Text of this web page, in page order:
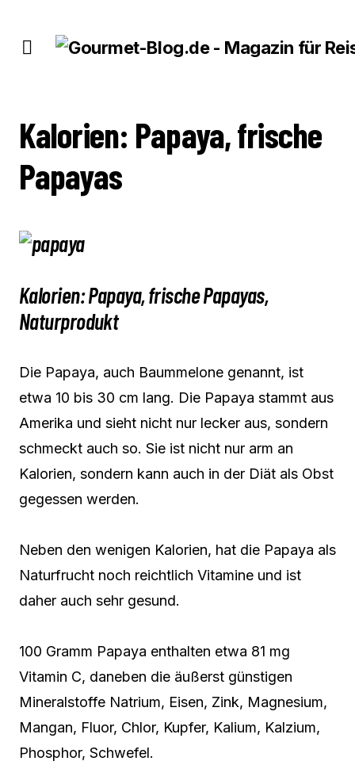
Kalorien: Papaya, frische
Papayas
Kalorien: Papaya, frische Papayas,
Naturprodukt
Die Papaya, auch Baummelone genannt, ist
etwa 10 bis 30 cm lang. Die Papaya stammt aus
Amerika und sieht nicht nur lecker aus, sondern
schmeckt auch so. Sie ist nicht nur arm an
Kalorien, sondern kann auch in der Diät als Obst
gegessen werden.
Neben den wenigen Kalorien, hat die Papaya als
Naturfrucht noch reichtlich Vitamine und ist
daher auch sehr gesund.
100 Gramm Papaya enthalten etwa 81 mg
Vitamin C, daneben die äußerst günstigen
Mineralstoffe Natrium, Eisen, Zink, Magnesium,
Mangan, Fluor, Chlor, Kupfer, Kalium, Kalzium,
Phosphor, Schwefel.